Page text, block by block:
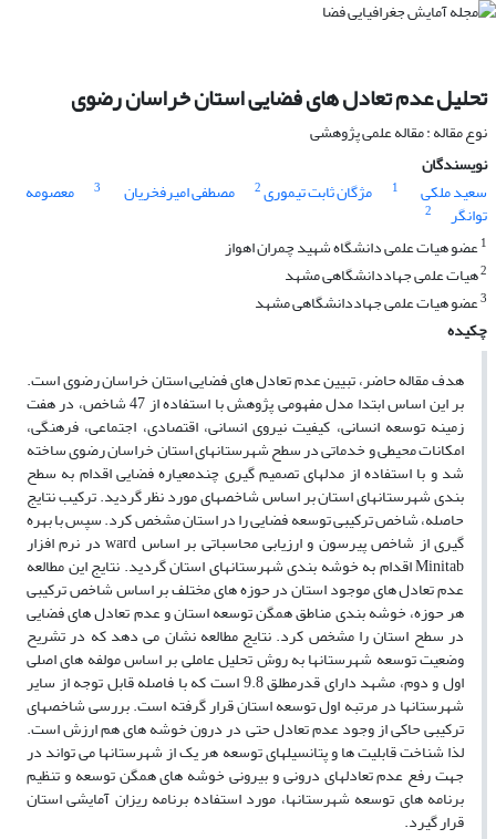
تحلیل عدم تعادل های فضایی استان خراسان رضوی
نوع مقاله : مقاله علمی پژوهشی
نویسندگان
سعید ملکی
1 مژگان ثابت تیموری2 مصطفی امیرفخریان 3 معصومه
توانگر
2
1عضو هیات علمی دانشگاه شهید چمران اهواز
2هیات علمی جهاددانشگاهی مشهد
3عضو هیات علمی جهاددانشگاهی مشهد
چکیده
هدف مقاله حاضر، تبیین عدم تعادل های فضایی استان خراسان رضوی است.
بر این اساس ابتدا مدل مفهومی پژوهش با استفاده از 47 شاخص، در هفت
زمینه توسعه انسانی، کیفیت نیروی انسانی، اقتصادی، اجتماعی، فرهنگی،
امکانات محیطی و خدماتی در سطح شهرستانهای استان خراسان رضوی ساخته
شد و با استفاده از مدلهای تصمیم گیری چندمعیاره فضایی اقدام به سطح
بندی شهرستانهای استان بر اساس شاخصهای مورد نظر گردید. ترکیب نتایج
حاصله، شاخص ترکیبی توسعه فضایی را در استان مشخص کرد. سپس با بهره
گیری از شاخص پیرسون و ارزیابی محاسباتی بر اساس ward در نرم افزار
Minitab اقدام به خوشه بندی شهرستانهای استان گردید. نتایج این مطالعه
عدم تعادل های موجود استان در حوزه های مختلف بر اساس شاخص ترکیبی
هر حوزه، خوشه بندی مناطق همگن توسعه استان و عدم تعادل های فضایی
در سطح استان را مشخص کرد. نتایج مطالعه نشان می دهد که در تشریح
وضعیت توسعه شهرستانها به روش تحلیل عاملی بر اساس مولفه های اصلی
اول و دوم، مشهد دارای قدرمطلق 9.8 است که با فاصله قابل توجه از سایر
شهرستانها در مرتبه اول توسعه استان قرار گرفته است. بررسی شاخصهای
ترکیبی حاکی از وجود عدم تعادل حتی در درون خوشه های هم ارزش است.
لذا شناخت قابلیت ها و پتانسیلهای توسعه هر یک از شهرستانها می تواند در
جهت رفع عدم تعادلهای درونی و بیرونی خوشه های همگن توسعه و تنظیم
برنامه های توسعه شهرستانها، مورد استفاده برنامه ریزان آمایشی استان
قرار گیرد.